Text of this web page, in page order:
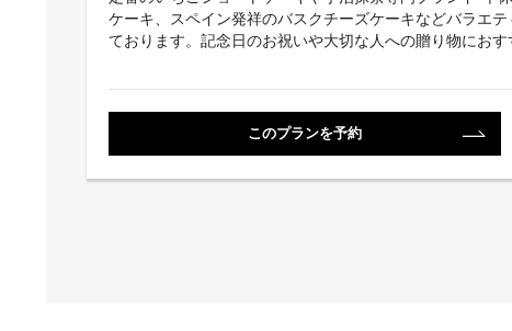
ケーキ、スペイン発祥のバスクチーズケーキなどバラエ
ております。記念日のお祝いや大切な人への贈り物におす
このプランを予約